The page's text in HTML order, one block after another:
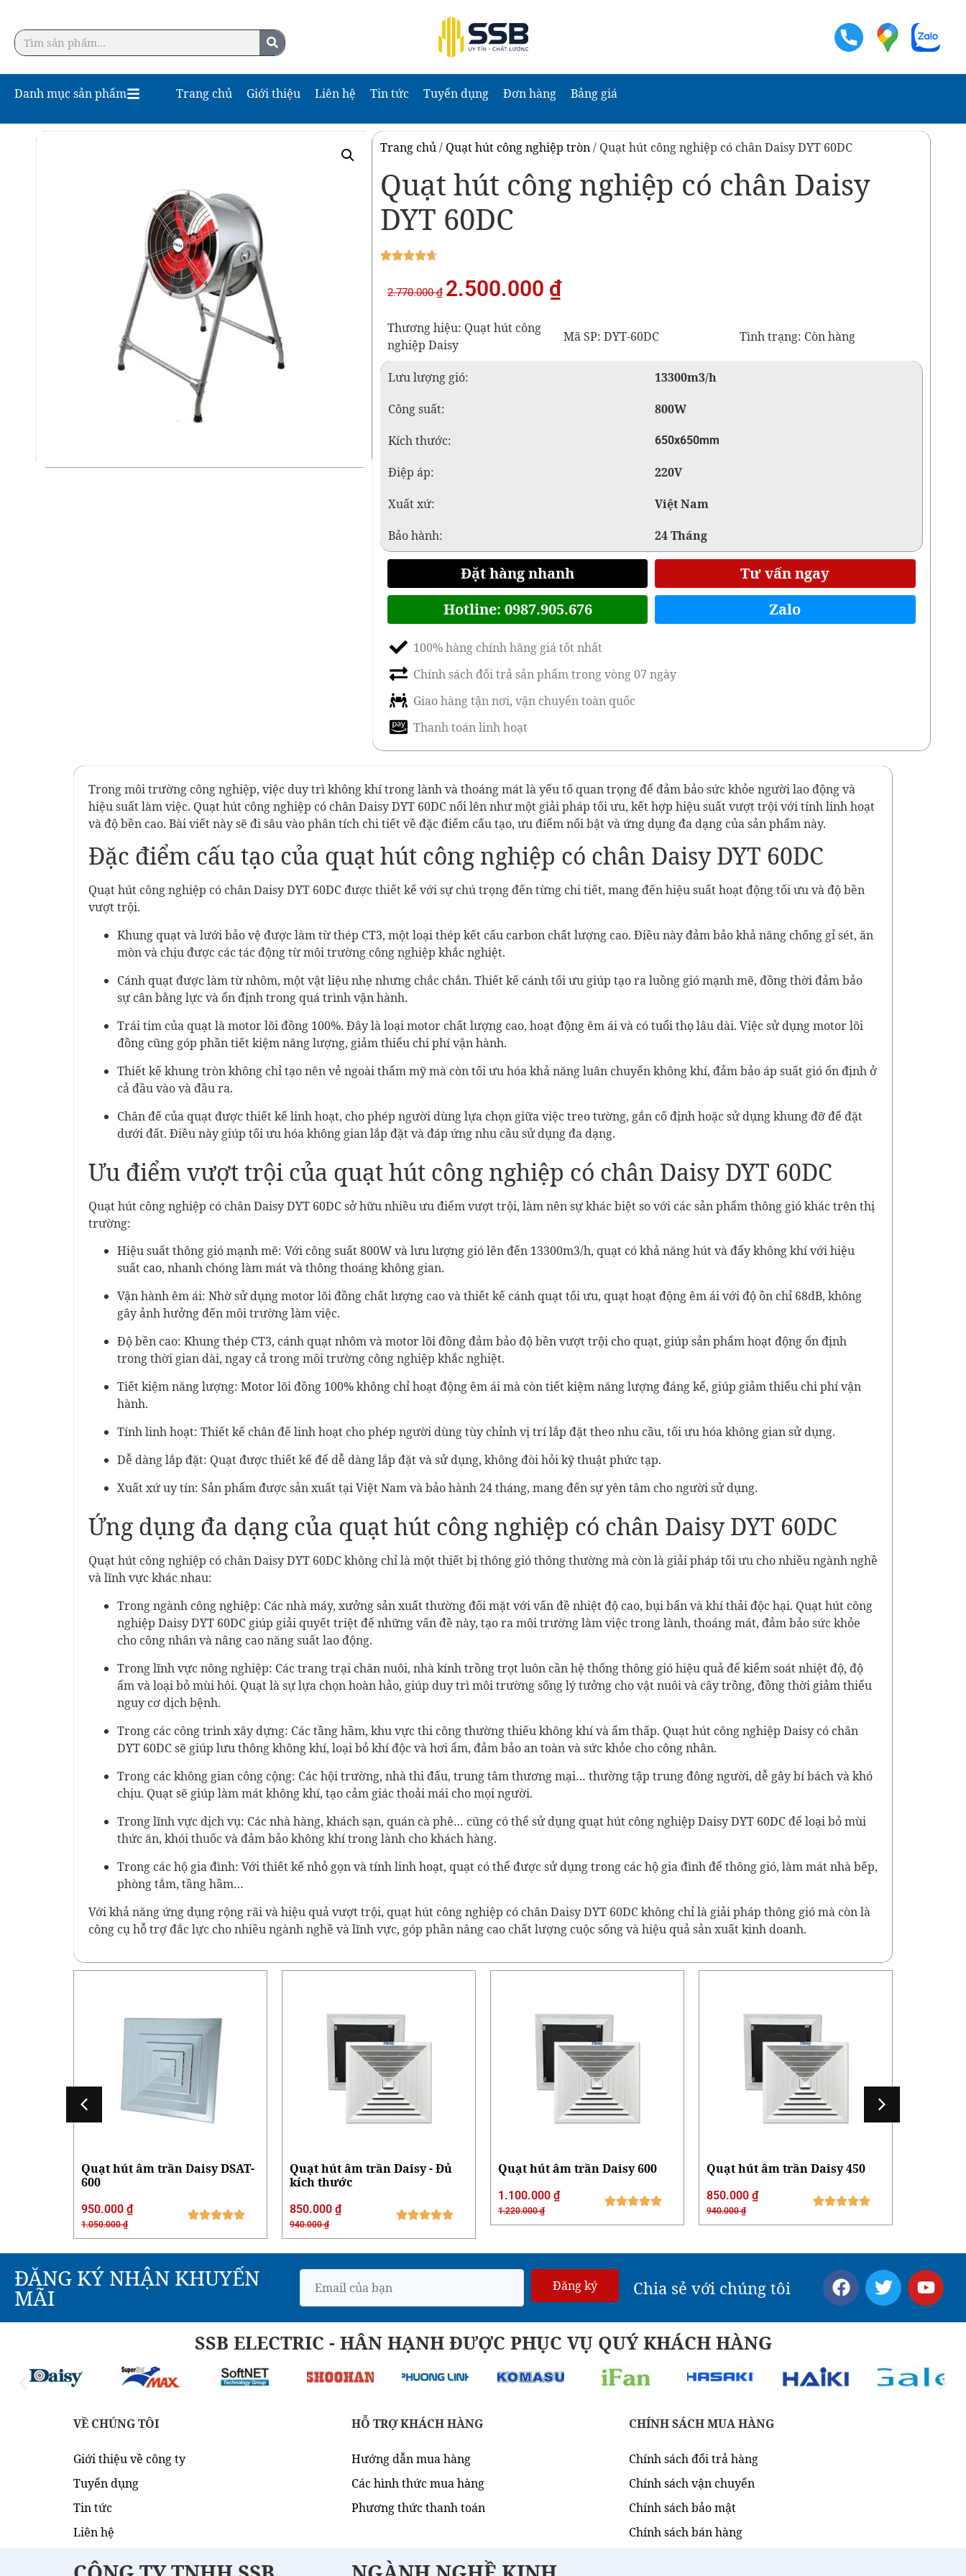
Danh mục sản phẩm Trang chủ Giới thiệu Liên hệ Tin tức Tuyển dụng Đơn hàng Bảng giá
Trang chủ/ Quạt hút công nghiệp tròn/ Quạt hút công nghiệp có chân Daisy DYT 60DC
Quạt hút công nghiệp có chân Daisy
DYT 60DC
2.770.000₫ 2.500.000 ₫
Thương hiệu: Quạt hút công
nghiệp Daisy
Mã SP: DYT-60DC Tình trạng: Còn hàng
Lưu lượng gió:
13300m3/h
Công suất:
800W
Kích thước:
650x650mm
Điệp áp:
220V
Xuất xứ:
Việt Nam
Bảo hành:
24 Tháng
Đặt hàng nhanh
Tư vấn ngay
Hotline: 0987.905.676
Zalo
100% hàng chính hãng giá tốt nhất
Chính sách đổi trả sản phẩm trong vòng 07 ngày
Giao hàng tận nơi, vận chuyển toàn quốc
Thanh toán linh hoạt
Trong môi trường công nghiệp, việc duy trì không khí trong lành và thoáng mát là yếu tố quan trọng để đảm bảo sức khỏe người lao động và
hiệu suất làm việc. Quạt hút công nghiệp có chân Daisy DYT 60DC nổi lên như một giải pháp tối ưu, kết hợp hiệu suất vượt trội với tính linh hoạt
và độ bền cao. Bài viết này sẽ đi sâu vào phân tích chi tiết về đặc điểm cấu tạo, ưu điểm nổi bật và ứng dụng đa dạng của sản phẩm này.
Đặc điểm cấu tạo của quạt hút công nghiệp có chân Daisy DYT 60DC
Quạt hút công nghiệp có chân Daisy DYT 60DC được thiết kế với sự chú trọng đến từng chi tiết, mang đến hiệu suất hoạt động tối ưu và độ bền
vượt trội.
Khung quạt và lưới bảo vệ được làm từ thép CT3, một loại thép kết cấu carbon chất lượng cao. Điều này đảm bảo khả năng chống gỉ sét, ăn
mòn và chịu được các tác động từ môi trường công nghiệp khắc nghiệt.
Cánh quạt được làm từ nhôm, một vật liệu nhẹ nhưng chắc chắn. Thiết kế cánh tối ưu giúp tạo ra luồng gió mạnh mẽ, đồng thời đảm bảo
sự cân bằng lực và ổn định trong quá trình vận hành.
Trái tim của quạt là motor lõi đồng 100%. Đây là loại motor chất lượng cao, hoạt động êm ái và có tuổi thọ lâu dài. Việc sử dụng motor lõi
đồng cũng góp phần tiết kiệm năng lượng, giảm thiểu chi phí vận hành.
Thiết kế khung tròn không chỉ tạo nên vẻ ngoài thẩm mỹ mà còn tối ưu hóa khả năng luân chuyển không khí, đảm bảo áp suất gió ổn định ở
cả đầu vào và đầu ra.
Chân đế của quạt được thiết kế linh hoạt, cho phép người dùng lựa chọn giữa việc treo tường, gắn cố định hoặc sử dụng khung đỡ để đặt
dưới đất. Điều này giúp tối ưu hóa không gian lắp đặt và đáp ứng nhu cầu sử dụng đa dạng.
Ưu điểm vượt trội của quạt hút công nghiệp có chân Daisy DYT 60DC
Quạt hút công nghiệp có chân Daisy DYT 60DC sở hữu nhiều ưu điểm vượt trội, làm nên sự khác biệt so với các sản phẩm thông gió khác trên thị
trường:
Hiệu suất thông gió mạnh mẽ: Với công suất 800W và lưu lượng gió lên đến 13300m3/h, quạt có khả năng hút và đẩy không khí với hiệu
suất cao, nhanh chóng làm mát và thông thoáng không gian.
Vận hành êm ái: Nhờ sử dụng motor lõi đồng chất lượng cao và thiết kế cánh quạt tối ưu, quạt hoạt động êm ái với độ ồn chỉ 68dB, không
gây ảnh hưởng đến môi trường làm việc.
Độ bền cao: Khung thép CT3, cánh quạt nhôm và motor lõi đồng đảm bảo độ bền vượt trội cho quạt, giúp sản phẩm hoạt động ổn định
trong thời gian dài, ngay cả trong môi trường công nghiệp khắc nghiệt.
Tiết kiệm năng lượng: Motor lõi đồng 100% không chỉ hoạt động êm ái mà còn tiết kiệm năng lượng đáng kể, giúp giảm thiểu chi phí vận
hành.
Tính linh hoạt: Thiết kế chân đế linh hoạt cho phép người dùng tùy chỉnh vị trí lắp đặt theo nhu cầu, tối ưu hóa không gian sử dụng.
Dễ dàng lắp đặt: Quạt được thiết kế để dễ dàng lắp đặt và sử dụng, không đòi hỏi kỹ thuật phức tạp.
Xuất xứ uy tín: Sản phẩm được sản xuất tại Việt Nam và bảo hành 24 tháng, mang đến sự yên tâm cho người sử dụng.
Ứng dụng đa dạng của quạt hút công nghiệp có chân Daisy DYT 60DC
Quạt hút công nghiệp có chân Daisy DYT 60DC không chỉ là một thiết bị thông gió thông thường mà còn là giải pháp tối ưu cho nhiều ngành nghề
và lĩnh vực khác nhau:
Trong ngành công nghiệp: Các nhà máy, xưởng sản xuất thường đối mặt với vấn đề nhiệt độ cao, bụi bẩn và khí thải độc hại. Quạt hút công
nghiệp Daisy DYT 60DC giúp giải quyết triệt để những vấn đề này, tạo ra môi trường làm việc trong lành, thoáng mát, đảm bảo sức khỏe
cho công nhân và nâng cao năng suất lao động.
Trong lĩnh vực nông nghiệp: Các trang trại chăn nuôi, nhà kính trồng trọt luôn cần hệ thống thông gió hiệu quả để kiểm soát nhiệt độ, độ
ẩm và loại bỏ mùi hôi. Quạt là sự lựa chọn hoàn hảo, giúp duy trì môi trường sống lý tưởng cho vật nuôi và cây trồng, đồng thời giảm thiểu
nguy cơ dịch bệnh.
Trong các công trình xây dựng: Các tầng hầm, khu vực thi công thường thiếu không khí và ẩm thấp. Quạt hút công nghiệp Daisy có chân
DYT 60DC sẽ giúp lưu thông không khí, loại bỏ khí độc và hơi ẩm, đảm bảo an toàn và sức khỏe cho công nhân.
Trong các không gian công cộng: Các hội trường, nhà thi đấu, trung tâm thương mại… thường tập trung đông người, dễ gây bí bách và khó
chịu. Quạt sẽ giúp làm mát không khí, tạo cảm giác thoải mái cho mọi người.
Trong lĩnh vực dịch vụ: Các nhà hàng, khách sạn, quán cà phê… cũng có thể sử dụng quạt hút công nghiệp Daisy DYT 60DC để loại bỏ mùi
thức ăn, khói thuốc và đảm bảo không khí trong lành cho khách hàng.
Trong các hộ gia đình: Với thiết kế nhỏ gọn và tính linh hoạt, quạt có thể được sử dụng trong các hộ gia đình để thông gió, làm mát nhà bếp,
phòng tắm, tầng hầm…
Với khả năng ứng dụng rộng rãi và hiệu quả vượt trội, quạt hút công nghiệp có chân Daisy DYT 60DC không chỉ là giải pháp thông gió mà còn là
công cụ hỗ trợ đắc lực cho nhiều ngành nghề và lĩnh vực, góp phần nâng cao chất lượng cuộc sống và hiệu quả sản xuất kinh doanh.
Quạt hút âm trần Daisy DSAT-
600
1.050.000₫
950.000 ₫
Quạt hút âm trần Daisy - Đủ
kích thước
940.000₫
850.000 ₫
Quạt hút âm trần Daisy 600
1.220.000₫
1.100.000 ₫
Quạt hút âm trần Daisy 450
940.000₫
850.000 ₫
ĐĂNG KÝ NHẬN KHUYẾN
MÃI Đăng ký Chia sẻ với chúng tôi
SSB ELECTRIC - HÂN HẠNH ĐƯỢC PHỤC VỤ QUÝ KHÁCH HÀNG
VỀ CHÚNG TÔI
Giới thiệu về công ty
Tuyển dụng
Tin tức
Liên hệ
HỖ TRỢ KHÁCH HÀNG
Hướng dẫn mua hàng
Các hình thức mua hàng
Phương thức thanh toán
CHÍNH SÁCH MUA HÀNG
Chính sách đổi trả hàng
Chính sách vận chuyển
Chính sách bảo mật
Chính sách bán hàng